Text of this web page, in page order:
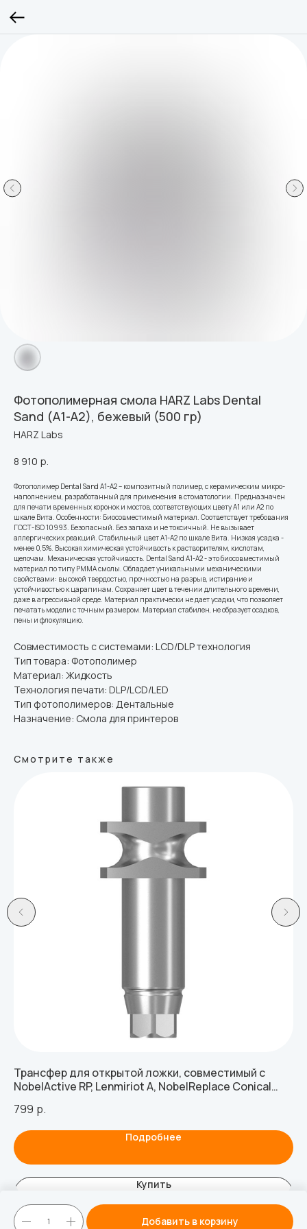
Фотополимерная смола HARZ Labs Dental
Sand (A1-A2), бежевый (500 гр)
HARZ Labs
8 910 р.
Добавить в корзину
Фотополимер Dental Sand A1-A2 – композитный полимер, с керамическим микро-
наполнением, разработанный для применения в стоматологии. Предназначен
для печати временных коронок и мостов, соответствующих цвету А1 или А2 по
шкале Вита. Особенности: Биосовместимый материал. Соответствует требования
ГОСТ-ISO 10993. Безопасный. Без запаха и не токсичный. Не вызывает
аллергических реакций. Стабильный цвет А1-А2 по шкале Вита. Низкая усадка -
менее 0,5%. Высокая химическая устойчивость к растворителям, кислотам,
щелочам. Механическая устойчивость. Dental Sand A1-A2 - это биосовместимый
материал по типу PMMA смолы. Обладает уникальными механическими
свойствами: высокой твердостью, прочностью на разрыв, истирание и
устойчивостью к царапинам. Сохраняет цвет в течении длительного времени,
даже в агрессивной среде. Материал практически не дает усадки, что позволяет
печатать модели с точным размером. Материал стабилен, не образует осадков,
пены и флокуляцию.
Совместимость с системами: LCD/DLP технология
Тип товара: Фотополимер
Материал: Жидкость
Технология печати: DLP/LCD/LED
Тип фотополимеров: Дентальные
Назначение: Смола для принтеров
Смотрите также
Трансфер для открытой ложки, совместимый с
NobelActive RP, Lenmiriot A, NobelReplace Conical
799 р.
Подробнее
Купить